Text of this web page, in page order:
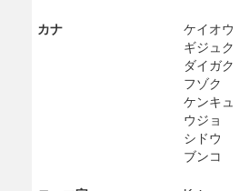
カナ
ケイオウ
ギジュク
ダイガク
フゾク
ケンキュ
ウジョ
シドウ
ブンコ